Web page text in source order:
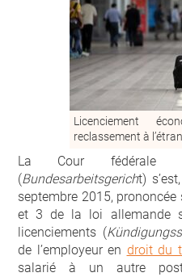
Licenciement
reclassement à
La Cour fédérale
(Bundesarbeitsgericht)
septembre 2015,
et 3 de la loi allemande
licenciements (
de l’employeur en droit du
salarié à un autre